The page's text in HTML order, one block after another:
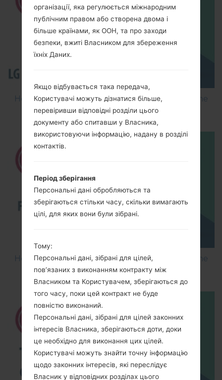
How to Flash Stock Firmware on LG Smartphone
using LG Flash Tool 2014?
How to Flash Stock Firmware on LG Smartphone
using LG UP?
організації, яка регулюється міжнародним
публічним правом або створена двома і
більше країнами, як ООН, та про заходи
безпеки, вжиті Власником для збереження
їхніх Даних.
Якщо відбувається така передача,
Користувачі можуть дізнатися більше,
перевіривши відповідні розділи цього
документу або спитавши у Власника,
використовуючи інформацію, надану в розділі
контактів.
Період зберігання
Персональні дані обробляються та
зберігаються стільки часу, скільки вимагають
цілі, для яких вони були зібрані.
Тому:
Персональні дані, зібрані для цілей,
пов’язаних з виконанням контракту між
Власником та Користувачем, зберігаються до
того часу, поки цей контракт не буде
повністю виконаний.
Персональні дані, зібрані для цілей законних
інтересів Власника, зберігаються доти, доки
це необхідно для виконання цих цілей.
Користувачі можуть знайти точну інформацію
щодо законних інтересів, які переслідує
Власник у відповідних розділах цього